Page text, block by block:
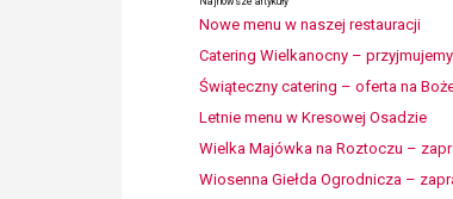
Nowe menu w naszej restauracji
Catering Wielkanocny –
Świąteczny catering – oferta na
Letnie menu w Kresowej Osadzie
Wielka Majówka na Roztoczu –
Wiosenna Giełda Ogrodnicza –